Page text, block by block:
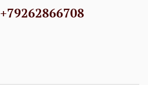
+79262866708